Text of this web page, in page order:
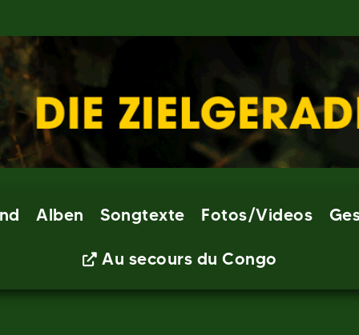
Alben Songtexte Fotos/Videos
Au secours du Congo